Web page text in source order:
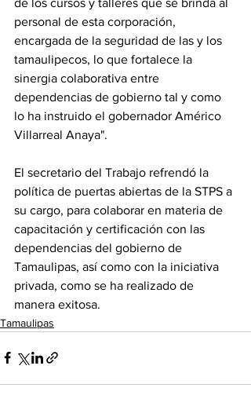
personal de esta corporación,
encargada de la seguridad de las y los
tamaulipecos, lo que fortalece la
sinergia colaborativa entre
dependencias de gobierno tal y como
lo ha instruido el gobernador Américo
Villarreal Anaya".
El secretario del Trabajo refrendó la
política de puertas abiertas de la STPS a
su cargo, para colaborar en materia de
capacitación y certificación con las
dependencias del gobierno de
Tamaulipas, así como con la iniciativa
privada, como se ha realizado de
manera exitosa.
Tamaulipas